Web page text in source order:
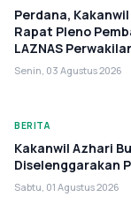
Perdana,
Rapat Pleno
LAZNAS
Senin, 03 Agustus 2026
BERITA
Kakanwil Azhari
Diselenggarakan
Sabtu, 01 Agustus 2026